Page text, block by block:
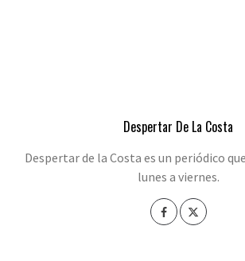
Despertar De La Costa
Despertar de la Costa es un periódico
lunes a viernes.